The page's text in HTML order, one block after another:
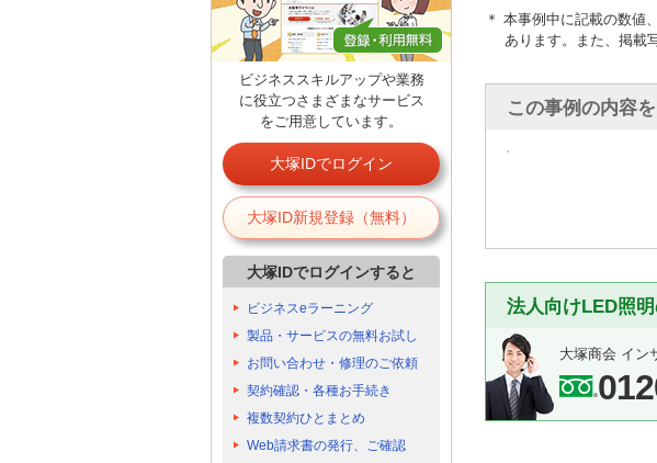
＊ 本事例中に記載の数値
あります。また、掲載
この事例の内容
法人向けLED照
大塚商会 イン
ビジネススキルアップや業務
に役立つさまざまなサービス
をご用意しています。
大塚IDでログイン
大塚ID新規登録（無料）
大塚IDでログインすると
ビジネスeラーニング
製品・サービスの無料お試し
お問い合わせ・修理のご依頼
契約確認・各種お手続き
複数契約ひとまとめ
Web請求書の発行、ご確認